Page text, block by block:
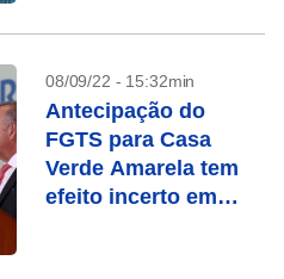
08/09/22 - 15:32min
Antecipação do
FGTS para Casa
Verde Amarela tem
efeito incerto em